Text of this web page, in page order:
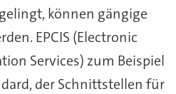
können gängige
EPCIS (Electronic
Services) zum Beispiel
der Schnittstellen für